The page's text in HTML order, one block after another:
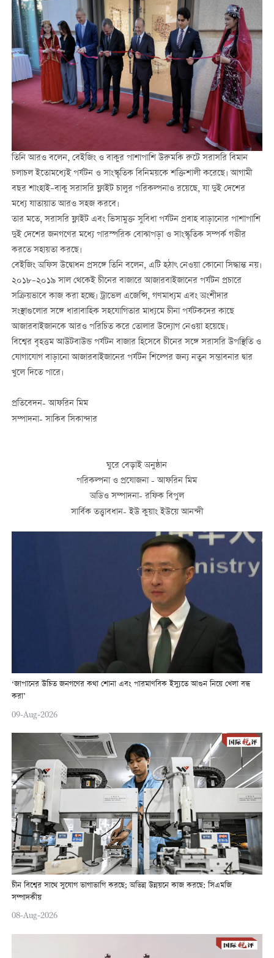
তিনি আরও বলেন, বেইজিং ও বাকুর পাশাপাশি উরুমকি রুটে সরাসরি বিমান
চলাচল ইতোমধ্যেই পর্যটন ও সাংস্কৃতিক বিনিময়কে শক্তিশালী করেছে। আগামী
বছর শাংহাই–বাকু সরাসরি ফ্লাইট চালুর পরিকল্পনাও রয়েছে, যা দুই দেশের
মধ্যে যাতায়াত আরও সহজ করবে।
তার মতে, সরাসরি ফ্লাইট এবং ভিসামুক্ত সুবিধা পর্যটন প্রবাহ বাড়ানোর পাশাপাশি
দুই দেশের জনগণের মধ্যে পারস্পরিক বোঝাপড়া ও সাংস্কৃতিক সম্পর্ক গভীর
করতে সহায়তা করছে।
বেইজিং অফিস উদ্বোধন প্রসঙ্গে তিনি বলেন, এটি হঠাৎ নেওয়া কোনো সিদ্ধান্ত নয়।
২০১৮–২০১৯ সাল থেকেই চীনের বাজারে আজারবাইজানের পর্যটন প্রচারে
সক্রিয়ভাবে কাজ করা হচ্ছে। ট্রাভেল এজেন্সি, গণমাধ্যম এবং অংশীদার
সংস্থাগুলোর সঙ্গে ধারাবাহিক সহযোগিতার মাধ্যমে চীনা পর্যটকদের কাছে
আজারবাইজানকে আরও পরিচিত করে তোলার উদ্যোগ নেওয়া হয়েছে।
বিশ্বের বৃহত্তম আউটবাউন্ড পর্যটন বাজার হিসেবে চীনের সঙ্গে সরাসরি উপস্থিতি ও
যোগাযোগ বাড়ানো আজারবাইজানের পর্যটন শিল্পের জন্য নতুন সম্ভাবনার দ্বার
খুলে দিতে পারে।
প্রতিবেদন- আফরিন মিম
সম্পাদনা- সাকিব সিকান্দার
ঘুরে বেড়াই অনুষ্ঠান
পরিকল্পনা ও প্রযোজনা - আফরিন মিম
অডিও সম্পাদনা- রফিক বিপুল
সার্বিক তত্ত্বাবধান- ইউ কুয়াং ইউয়ে আনন্দী
‘জাপানের উচিত জনগণের কথা শোনা এবং পারমাণবিক ইস্যুতে আগুন নিয়ে খেলা বন্ধ
করা’
09-Aug-2026
চীন বিশ্বের সাথে সুযোগ ভাগাভাগি করছে; অভিন্ন উন্নয়নে কাজ করছে: সিএমজি
সম্পাদকীয়
08-Aug-2026